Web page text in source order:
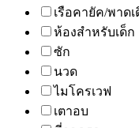
เรือคายัค/พาด
ห้องสำหรับเด็ก
ซัก
นวด
ไมโครเวฟ
เตาอบ